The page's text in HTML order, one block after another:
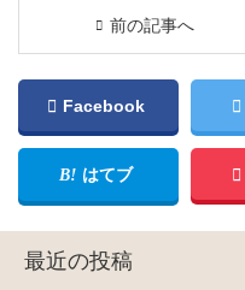
前の記事へ
Facebook
はてブ
最近の投稿